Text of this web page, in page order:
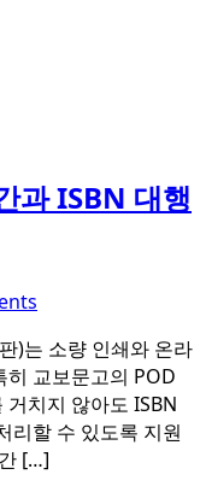
과 ISBN 대행
)는 소량 인쇄와 온라
히 교보문고의 POD
치지 않아도 ISBN
리할 수 있도록 지원
[…]